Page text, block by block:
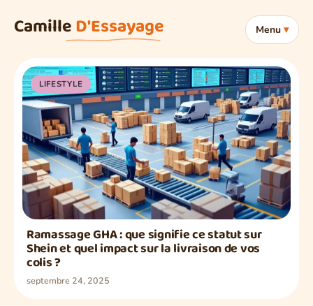
CamilleD'Essayage Menu
LIFESTYLE
Ramassage GHA : que signifie ce statut sur
Shein et quel impact sur la livraison de vos
colis ?
septembre 24, 2025